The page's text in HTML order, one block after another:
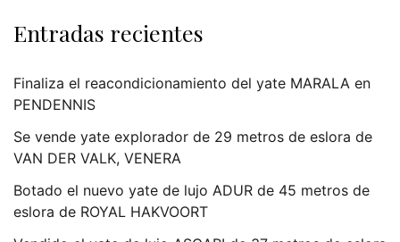
Entradas recientes
Finaliza el reacondicionamiento del yate MARALA en
PENDENNIS
Se vende yate explorador de 29 metros de eslora de
VAN DER VALK, VENERA
Botado el nuevo yate de lujo ADUR de 45 metros de
eslora de ROYAL HAKVOORT